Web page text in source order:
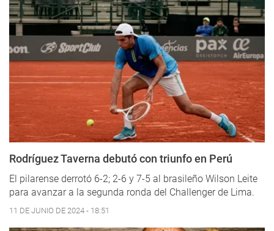
Rodríguez Taverna debutó con triunfo en Perú
El pilarense derrotó 6-2; 2-6 y 7-5 al brasileño Wilson Leite
para avanzar a la segunda ronda del Challenger de Lima.
11 DE JUNIO DE 2024 - 18:51